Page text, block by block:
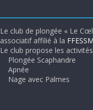
Le club de plongée « Le
associatif affilié à la FFESSM
Le club propose les
Plongée Scaphandre
Apnée
Nage avec Palmes